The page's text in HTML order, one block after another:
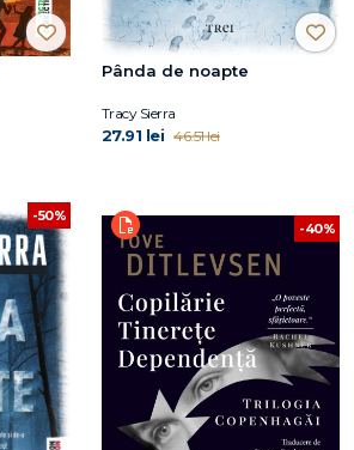
Pânda de noapte
Tracy Sierra
27.91 lei 46.51 lei
-50%
-40%